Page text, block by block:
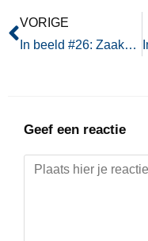
VORIGE
In beeld #26: Zaaksystemen in Beeld LIVE! 2018
Geef een reactie